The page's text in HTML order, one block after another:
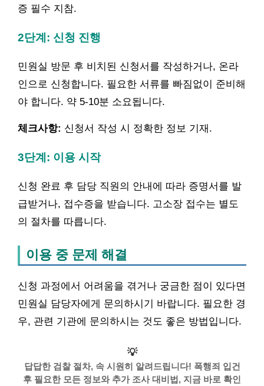
증 필수 지참.
2단계: 신청 진행
민원실 방문 후 비치된 신청서를 작성하거나, 온라
인으로 신청합니다. 필요한 서류를 빠짐없이 준비해
야 합니다. 약 5-10분 소요됩니다.
체크사항: 신청서 작성 시 정확한 정보 기재.
3단계: 이용 시작
신청 완료 후 담당 직원의 안내에 따라 증명서를 발
급받거나, 접수증을 받습니다. 고소장 접수는 별도
의 절차를 따릅니다.
이용 중 문제 해결
신청 과정에서 어려움을 겪거나 궁금한 점이 있다면
민원실 담당자에게 문의하시기 바랍니다. 필요한 경
우, 관련 기관에 문의하시는 것도 좋은 방법입니다.
💡
답답한 검찰 절차, 속 시원히 알려드립니다! 폭행죄 입건
후 필요한 모든 정보와 추가 조사 대비법, 지금 바로 확인